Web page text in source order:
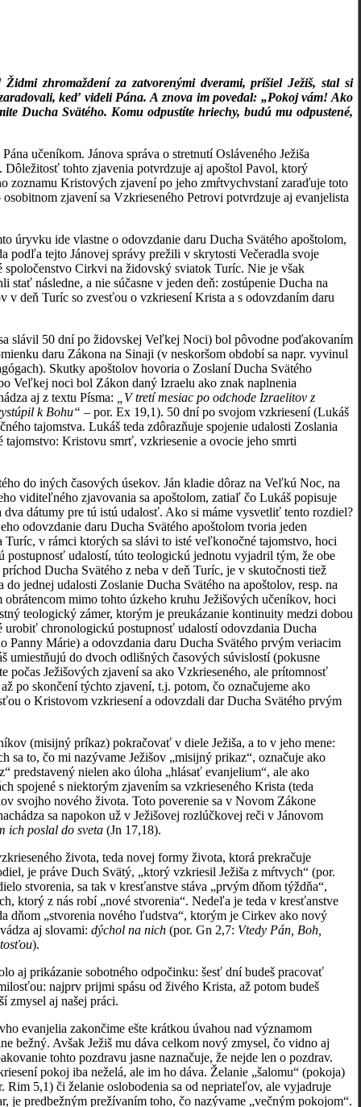
zhromaždení za zatvorenými dverami, prišiel Ježiš, stal si
keď videli Pána. A znova im povedal: „Pokoj vám! Ako
Ducha Svätého. Komu odpustíte hriechy, budú mu odpustené,
učeníkom. Jánova správa o stretnutí Osláveného Ježiša
tohto zjavenia potvrdzuje aj apoštol Pavol, ktorý
zoznamu Kristových zjavení po jeho zmŕtvychvstaní zaraďuje toto
zjavení sa Vzkrieseného Petrovi potvrdzuje aj evanjelista
úryvku ide vlastne o odovzdanie daru Ducha Svätého apoštolom,
podľa tejto Jánovej správy prežili v skrytosti Večeradla svoje
spoločenstvo Cirkvi na židovský sviatok Turíc. Nie je však
následne, a nie súčasne v jeden deň: zostúpenie Ducha na
v deň Turíc so zvesťou o vzkriesení Krista a s odovzdaním daru
slávil 50 dní po židovskej Veľkej Noci) bol pôvodne poďakovaním
daru Zákona na Sinaji (v neskoršom období sa napr. vyvinul
Skutky apoštolov hovoria o Zoslaní Ducha Svätého
Veľkej noci bol Zákon daný Izraelu ako znak naplnenia
aj z textu Písma:
„V tretí mesiac po odchode Izraelitov z
k Bohu“ – por. Ex 19,1). 50 dní po svojom vzkriesení (Lukáš
tajomstva. Lukáš teda zdôrazňuje spojenie udalosti Zoslania
Kristovu smrť, vzkriesenie a ovocie jeho smrti
do iných časových úsekov. Ján kladie dôraz na Veľkú Noc, na
viditeľného zjavovania sa apoštolom, zatiaľ čo Lukáš popisuje
dátumy pre tú istú udalosť. Ako si máme vysvetliť tento rozdiel?
odovzdanie daru Ducha Svätého apoštolom tvoria jeden
v rámci ktorých sa slávi to isté veľkonočné tajomstvo, hoci
postupnosť udalostí, túto teologickú jednotu vyjadril tým, že obe
Ducha Svätého z neba v deň Turíc, je v skutočnosti tiež
jednej udalosti Zoslanie Ducha Svätého na apoštolov, resp. na
mimo tohto úzkeho kruhu Ježišových učeníkov, hoci
teologický zámer, ktorým je preukázanie kontinuity medzi dobou
urobiť chronologickú postupnosť udalostí odovzdania Ducha
Panny Márie) a odovzdania daru Ducha Svätého prvým veriacim
umiestňujú do dvoch odlišných časových súvislostí (pokusne
počas Ježišových zjavení sa ako Vzkrieseného, ale prítomnosť
po skončení týchto zjavení, t.j. potom, čo označujeme ako
o Kristovom vzkriesení a odovzdali dar Ducha Svätého prvým
(misijný príkaz) pokračovať v diele Ježiša, a to v jeho mene:
sa to, čo mi nazývame Ježišov „misijný prikaz“, označuje ako
predstavený nielen ako úloha „hlásať evanjelium“, ale ako
spojené s niektorým zjavením sa vzkrieseného Krista (teda
svojho nového života. Toto poverenie sa v Novom Zákone
sa napokon už v Ježišovej rozlúčkovej reči v Jánovom
ich poslal do sveta (Jn 17,18).
života, teda novej formy života, ktorá prekračuje
je práve Duch Svätý, „ktorý vzkriesil Ježiša z mŕtvych“ (por.
stvorenia, sa tak v kresťanstve stáva „prvým dňom týždňa“,
ktorý z nás robí „nové stvorenia“. Nedeľa je teda v kresťanstve
dňom „stvorenia nového ľudstva“, ktorým je Cirkev ako nový
aj slovami: dýchol na nich (por. Gn 2,7: Vtedy Pán, Boh,
).
aj prikázanie sobotného odpočinku: šesť dní budeš pracovať
najprv prijmi spásu od živého Krista, až potom budeš
zmysel aj našej práci.
evanjelia zakončime ešte krátkou úvahou nad významom
bežný. Avšak Ježiš mu dáva celkom nový zmysel, čo vidno aj
tohto pozdravu jasne naznačuje, že nejde len o pozdrav.
pokoj iba neželá, ale im ho dáva. Želanie „šalomu“ (pokoja)
5,1) či želanie oslobodenia sa od nepriateľov, ale vyjadruje
je predbežným prežívaním toho, čo nazývame „večným pokojom“.